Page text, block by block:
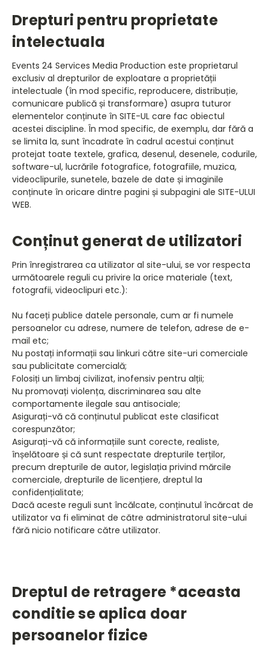
Drepturi pentru proprietate
intelectuala
Events 24 Services Media Production este proprietarul
exclusiv al drepturilor de exploatare a proprietății
intelectuale (în mod specific, reproducere, distribuție,
comunicare publică și transformare) asupra tuturor
elementelor conținute în SITE-UL care fac obiectul
acestei discipline. În mod specific, de exemplu, dar fără a
se limita la, sunt încadrate în cadrul acestui conținut
protejat toate textele, grafica, desenul, desenele, codurile,
software-ul, lucrările fotografice, fotografiile, muzica,
videoclipurile, sunetele, bazele de date și imaginile
conținute în oricare dintre pagini și subpagini ale SITE-ULUI
WEB.
Conținut generat de utilizatori
Prin înregistrarea ca utilizator al site-ului, se vor respecta
următoarele reguli cu privire la orice materiale (text,
fotografii, videoclipuri etc.):
Nu faceți publice datele personale, cum ar fi numele
persoanelor cu adrese, numere de telefon, adrese de e-
mail etc;
Nu postați informații sau linkuri către site-uri comerciale
sau publicitate comercială;
Folosiți un limbaj civilizat, inofensiv pentru alții;
Nu promovați violența, discriminarea sau alte
comportamente ilegale sau antisociale;
Asigurați-vă că conținutul publicat este clasificat
corespunzător;
Asigurați-vă că informațiile sunt corecte, realiste,
înșelătoare și că sunt respectate drepturile terților,
precum drepturile de autor, legislația privind mărcile
comerciale, drepturile de licențiere, dreptul la
confidențialitate;
Dacă aceste reguli sunt încălcate, conținutul încărcat de
utilizator va fi eliminat de către administratorul site-ului
fără nicio notificare către utilizator.
Dreptul de retragere *aceasta
conditie se aplica doar
persoanelor fizice